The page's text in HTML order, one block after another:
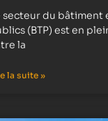
secteur du bâtiment
(BTP) est en
la
la suite »